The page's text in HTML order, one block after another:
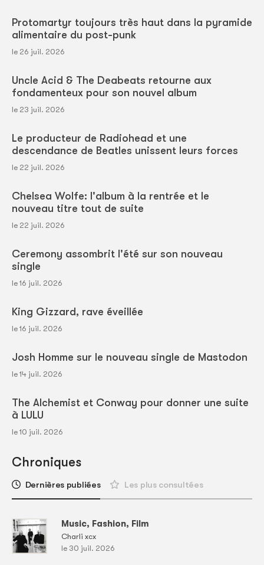
Protomartyr toujours très haut dans la pyramide
alimentaire du post-punk
le 26 juil. 2026
Uncle Acid & The Deabeats retourne aux
fondamenteux pour son nouvel album
le 23 juil. 2026
Le producteur de Radiohead et une
descendance de Beatles unissent leurs forces
le 22 juil. 2026
Chelsea Wolfe: l'album à la rentrée et le
nouveau titre tout de suite
le 22 juil. 2026
Ceremony assombrit l'été sur son nouveau
single
le 16 juil. 2026
King Gizzard, rave éveillée
le 16 juil. 2026
Josh Homme sur le nouveau single de Mastodon
le 14 juil. 2026
The Alchemist et Conway pour donner une suite
à LULU
le 10 juil. 2026
Chroniques
Dernières publiées Les plus consultées
Music, Fashion, Film
Charli xcx
le 30 juil. 2026